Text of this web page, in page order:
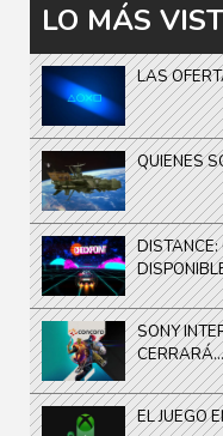
LO MÁS
LAS
QUIENES
DISTANCE:
SONY
CERRARÁ...
EL JUEGO